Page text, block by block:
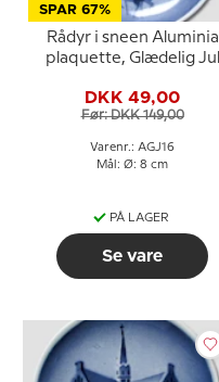
SPAR 67%
Rådyr i sneen Aluminia
plaquette, Glædelig Jul
DKK 49,00
Før: DKK 149,00
Varenr.: AGJ16
Mål: Ø: 8 cm
PÅ LAGER
Se vare